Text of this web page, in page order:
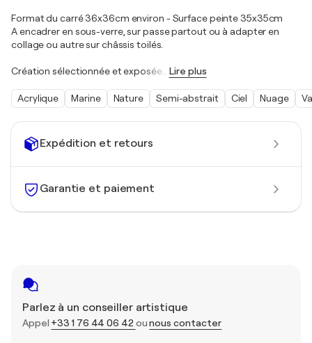
Expédition et retours
Garantie et paiement
Parlez à un conseiller artistique
Appel +33 1 76 44 06 42 ounous contacter
Format du carré 36x36cm environ - Surface peinte 35x35cm
A encadrer en sous-verre, sur passe partout ou à adapter en
collage ou autre sur châssis toilés.
Création sélectionnée et exposée Lire plus
Acrylique Marine Nature Semi-abstrait Ciel Nuage